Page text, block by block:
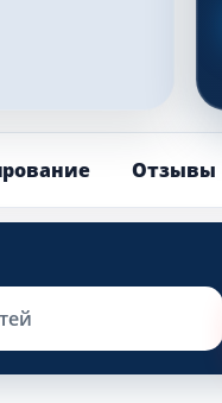
Отзывы